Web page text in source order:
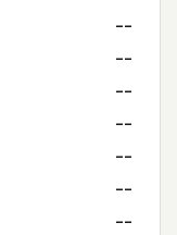
--
--
--
--
--
--
--